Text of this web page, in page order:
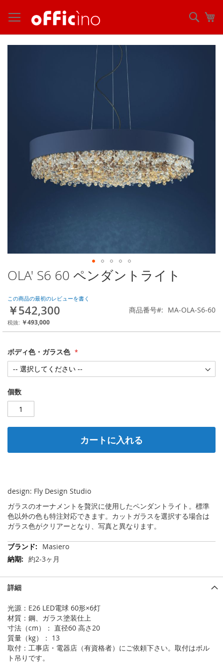
ン
テ
ン
ツ
検
索
OLA' S6 60 ペンダントライト
この商品の最初のレビューを書く
￥542,300
￥493,000
商品番号 MA-OLA-S6-60
ボディ色・ガラス色
個数
カートに入れる
design: Fly Design Studio
ガラスのオーナメントを贅沢に使用したペンダントライト。標準
色以外の色も特注対応できます。カットガラスを選択する場合は
ガラス色がクリアーとなり、写真と異なります。
そ
の
他
の
情
Masiero
約2-3ヶ月
Skip
to
beginning
of
the
images
詳細
光源：E26 LED電球 60形×6灯
材質：鋼、ガラス塗装仕上
寸法（cm）： 直径60 高さ20
質量（kg）： 13
取付：工事店・電器店（有資格者）にご依頼下さい。取付はボル
ト吊りです。